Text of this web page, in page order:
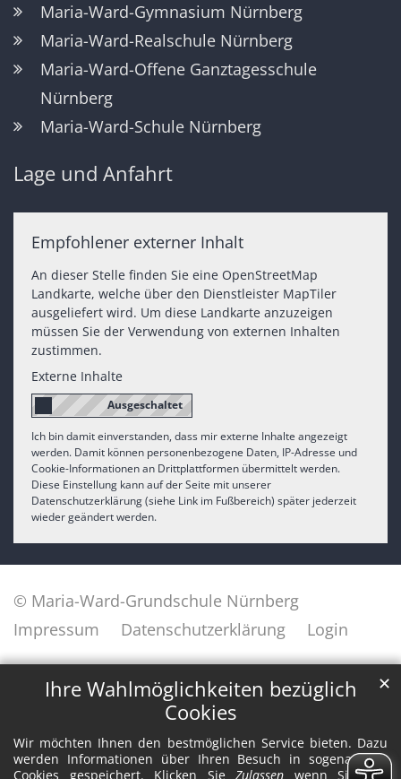
Ihre Wahlmöglichkeiten bezüglich
Cookies
Wir möchten Ihnen den bestmöglichen Service bieten. Dazu
werden Informationen über Ihren Besuch in sogenannten
Cookies gespeichert. Klicken SieZulassen wenn Sie alle
✕
Maria-Ward-Gymnasium Nürnberg
Maria-Ward-Realschule Nürnberg
Maria-Ward-Offene Ganztagesschule
Nürnberg
Maria-Ward-Schule Nürnberg
Lage und Anfahrt
Empfohlener externer Inhalt
An dieser Stelle finden Sie eine OpenStreetMap
Landkarte, welche über den Dienstleister MapTiler
ausgeliefert wird. Um diese Landkarte anzuzeigen
müssen Sie der Verwendung von externen Inhalten
zustimmen.
Externe Inhalte
Ich bin damit einverstanden, dass mir externe Inhalte angezeigt
werden. Damit können personenbezogene Daten, IP-Adresse und
Cookie-Informationen an Drittplattformen übermittelt werden.
Diese Einstellung kann auf der Seite mit unserer
Datenschutzerklärung (siehe Link im Fußbereich) später jederzeit
wieder geändert werden.
© Maria-Ward-Grundschule Nürnberg
Impressum
Datenschutzerklärung Login